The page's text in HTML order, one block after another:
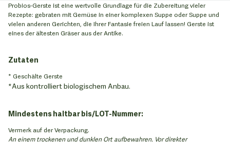
Probios-Gerste ist eine wertvolle Grundlage für die Zubereitung vieler
Rezepte: gebraten mit Gemüse in einer komplexen Suppe oder Suppe und
vielen anderen Gerichten, die Ihrer Fantasie freien Lauf lassen! Gerste ist
eines der ältesten Gräser aus der Antike.
Zutaten
* Geschälte Gerste
*Aus kontrolliert biologischem Anbau.
Mindestens haltbar bis/LOT-Nummer:
Vermerk auf der Verpackung.
An einem trockenen und dunklen Ort aufbewahren. Vor direkter